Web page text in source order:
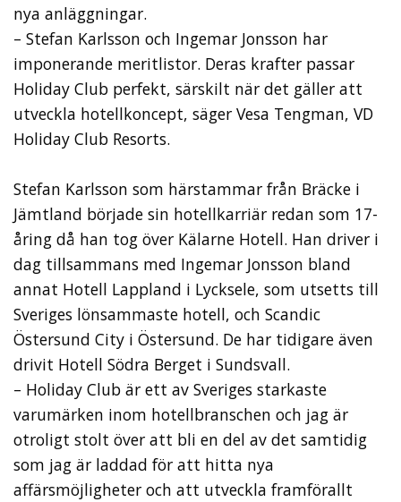
nya anläggningar.
– Stefan Karlsson och Ingemar Jonsson har
imponerande meritlistor. Deras krafter passar
Holiday Club perfekt, särskilt när det gäller att
utveckla hotellkoncept, säger Vesa Tengman, VD
Holiday Club Resorts.
Stefan Karlsson som härstammar från Bräcke i
Jämtland började sin hotellkarriär redan som 17-
åring då han tog över Kälarne Hotell. Han driver i
dag tillsammans med Ingemar Jonsson bland
annat Hotell Lappland i Lycksele, som utsetts till
Sveriges lönsammaste hotell, och Scandic
Östersund City i Östersund. De har tidigare även
drivit Hotell Södra Berget i Sundsvall.
– Holiday Club är ett av Sveriges starkaste
varumärken inom hotellbranschen och jag är
otroligt stolt över att bli en del av det samtidig
som jag är laddad för att hitta nya
affärsmöjligheter och att utveckla framförallt